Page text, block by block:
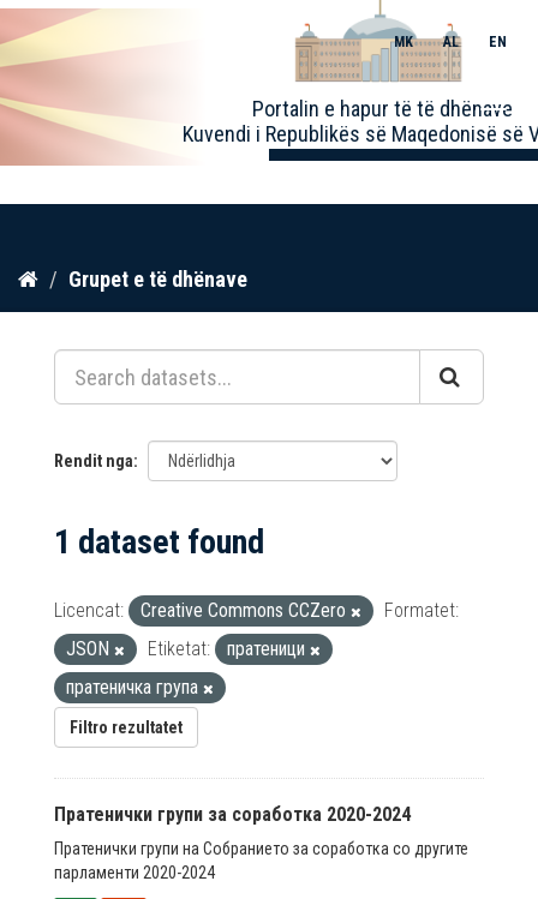
Kalo
përmbajtja
Portalin e hapur të të dhënave
Kuvendi i Republikës së Maqedonisë së
MK AL EN
Toggle
Grupet e të dhënave
Rendit nga
1 dataset found
Licencat: Creative Commons CCZero
Formatet:
JSON
Etiketat:
пратеници
пратеничка група
Filtro rezultatet
Пратенички групи за соработка 2020-2024
Пратенички групи на Собранието за соработка со другите
парламенти 2020-2024